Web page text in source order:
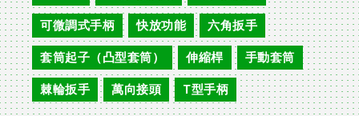
可微調式手柄 , 快放功能 , 六角扳手
套筒起子（凸型套筒） , 伸縮桿 , 手動套筒 ,
棘輪扳手 , 萬向接頭 , T型手柄